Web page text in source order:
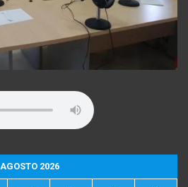
AGOSTO 2026